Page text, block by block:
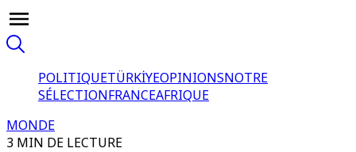
POLITIQUETÜRKİYEOPINIONSNOTRE
SÉLECTIONFRANCEAFRIQUE
MONDE
3 MIN DE LECTURE